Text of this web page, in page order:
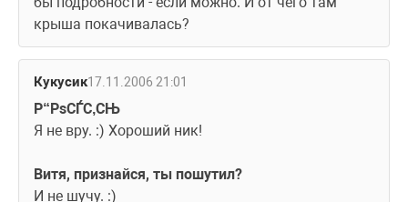
крыша покачивалась?
Кукусик17.11.2006 21:01
Р“РѕСЃС‚СЊ
Я не вру. :) Хороший ник!
Витя, признайся, ты пошутил?
И не шучу. :)